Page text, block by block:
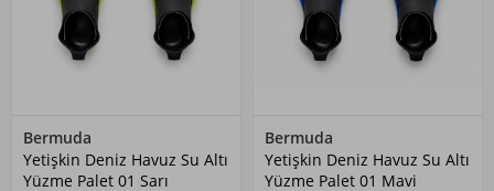
Bermuda
Yetişkin Deniz Havuz Su Altı
Yüzme Palet 01 Sarı
Bermuda
Yetişkin Deniz Havuz Su Altı
Yüzme Palet 01 Mavi